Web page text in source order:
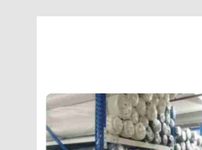
bayrakları genellikle spor
olan sevgi ve
başta olmak üzere tüm spor